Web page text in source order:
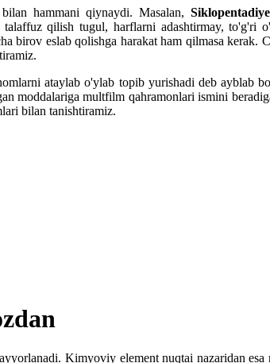
hammani qiynaydi. Masalan,
qilish tugul, harflarni adashtirmay, to'g'ri
eslab qolishga harakat ham qilmasa kerak.
ataylab o'ylab topib yurishadi deb ayblab
moddalariga multfilm qahramonlari ismini
bilan tanishtiramiz.
Kimyoviy element nuqtai nazaridan esa